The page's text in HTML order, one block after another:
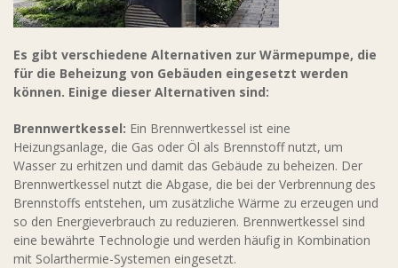
Es gibt verschiedene Alternativen zur Wärmepumpe, die
für die Beheizung von Gebäuden eingesetzt werden
können. Einige dieser Alternativen sind:
Brennwertkessel: Ein Brennwertkessel ist eine
Heizungsanlage, die Gas oder Öl als Brennstoff nutzt, um
Wasser zu erhitzen und damit das Gebäude zu beheizen. Der
Brennwertkessel nutzt die Abgase, die bei der Verbrennung des
Brennstoffs entstehen, um zusätzliche Wärme zu erzeugen und
so den Energieverbrauch zu reduzieren. Brennwertkessel sind
eine bewährte Technologie und werden häufig in Kombination
mit Solarthermie-Systemen eingesetzt.